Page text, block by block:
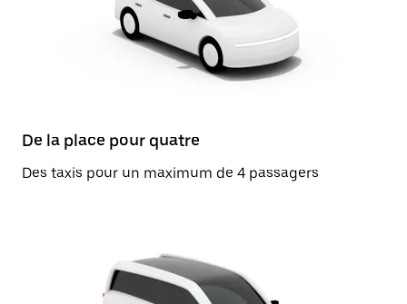
De la place pour quatre
Des taxis pour un maximum de 4 passagers